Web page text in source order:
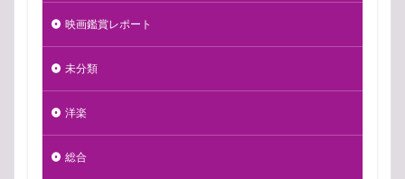
映画鑑賞レポート
未分類
洋楽
総合